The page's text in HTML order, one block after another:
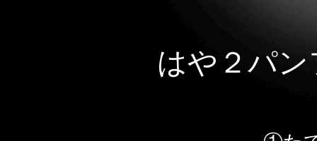
はや２パ